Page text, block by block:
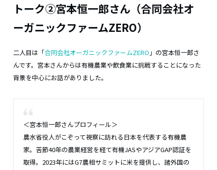
トーク②宮本恒一郎さん（合同会社オ
ーガニックファームZERO）
二人目は「合同会社オーガニックファームZERO 」の宮本恒一郎さ
んです。宮本さんからは有機農業や飲食業に挑戦することになった
背景を中心にお話がありました。
＜宮本恒一郎さんプロフィール＞
農水省役人がこぞって視察に訪れる日本を代表する有機農
家。苦節40年の農業経営を経て有機JASやアジアGAP認証を
取得。2023年にはG7農相サミットに米を提供し、諸外国の